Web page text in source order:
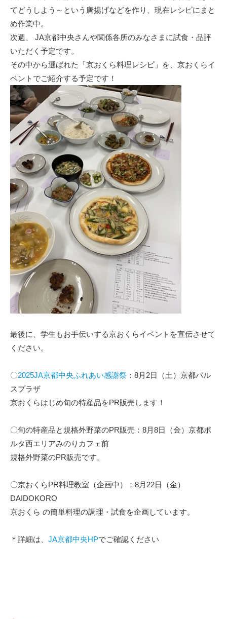
てどうしよう～という唐揚げなどを作り、現在レシピにまと
め作業中。
次週、 JA京都中央さんや関係各所のみなさまに試食・品評
いただく予定です。
その中から選ばれた「京おくら料理レシピ」を、京おくらイ
ベントでご紹介する予定です！
最後に、学生もお手伝いする京おくらイベントを宣伝させて
ください。
〇2025JA京都中央ふれあい感謝祭 ：8月2日（土）京都パル
スプラザ
京おくらはじめ旬の特産品をPR販売します！
〇旬の特産品と規格外野菜のPR販売：8月8日（金）京都ポ
ルタ西エリアみのりカフェ前
規格外野菜のPR販売です。
〇京おくらPR料理教室（企画中）：8月22日（金）
DAIDOKORO
京おくら の簡単料理の調理・試食を企画しています。
＊詳細は、 JA京都中央HPでご確認ください